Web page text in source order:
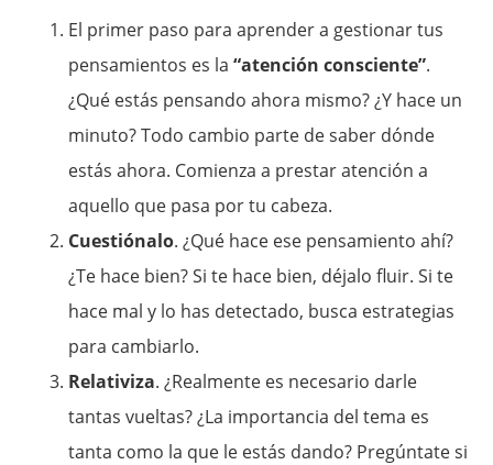
El primer paso para aprender a gestionar tus
pensamientos es la “atención consciente”.
¿Qué estás pensando ahora mismo? ¿Y hace un
minuto? Todo cambio parte de saber dónde
estás ahora. Comienza a prestar atención a
aquello que pasa por tu cabeza.
Cuestiónalo. ¿Qué hace ese pensamiento ahí?
¿Te hace bien? Si te hace bien, déjalo fluir. Si te
hace mal y lo has detectado, busca estrategias
para cambiarlo.
Relativiza. ¿Realmente es necesario darle
tantas vueltas? ¿La importancia del tema es
tanta como la que le estás dando? Pregúntate si